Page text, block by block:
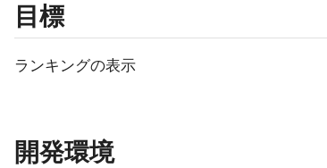
目標
ランキングの表示
開発環境